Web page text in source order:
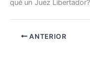
qué un Juez
ANTERIOR